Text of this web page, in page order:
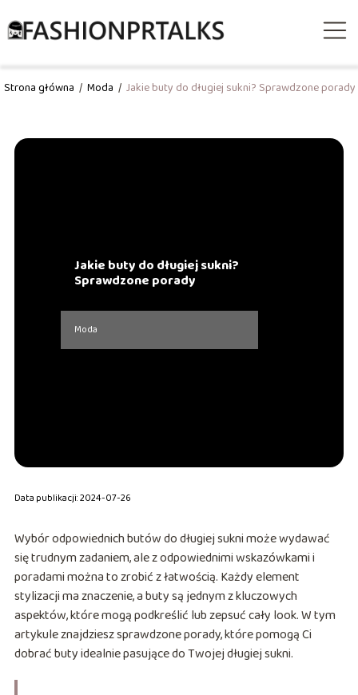
Strona główna / Moda / Jakie buty do długiej sukni? Sprawdzone porady
Jakie buty do długiej sukni?
Sprawdzone porady
Moda
Data publikacji: 2024-07-26
Wybór odpowiednich butów do długiej sukni może wydawać
się trudnym zadaniem, ale z odpowiednimi wskazówkami i
poradami można to zrobić z łatwością. Każdy element
stylizacji ma znaczenie, a buty są jednym z kluczowych
aspektów, które mogą podkreślić lub zepsuć cały look. W tym
artykule znajdziesz sprawdzone porady, które pomogą Ci
dobrać buty idealnie pasujące do Twojej długiej sukni.